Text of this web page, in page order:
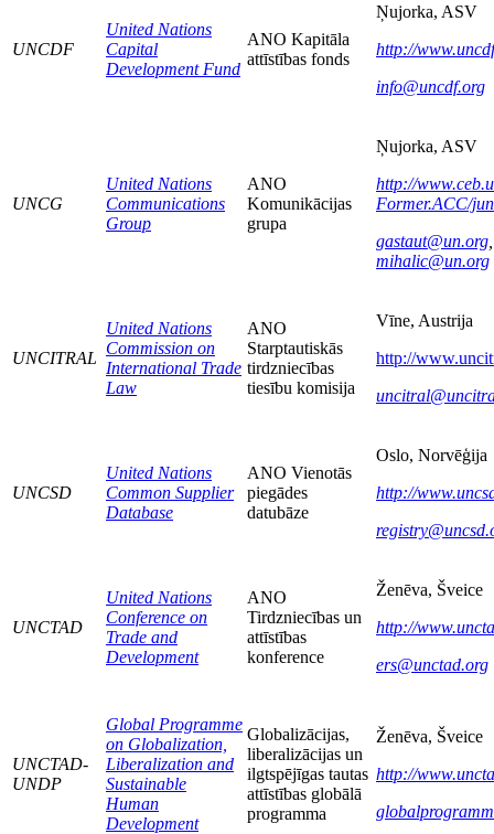
UNCDF
United Nations
Capital
Development Fund
ANO Kapitāla
attīstības fonds
Ņujorka, ASV
http://
info@uncdf.org
UNCG
United Nations
Communications
Group
ANO
Komunikācijas
grupa
Ņujorka, ASV
http://
Former.ACC/
gastaut@un.org
mihalic@un.org
UNCITRAL
United Nations
Commission on
International Trade
Law
ANO
Starptautiskās
tirdzniecības
tiesību komisija
Vīne, Austrija
http://
UNCSD
United Nations
Common Supplier
Database
ANO Vienotās
piegādes
datubāze
Oslo, Norvēģija
http://
UNCTAD
United Nations
Conference on
Trade and
Development
ANO
Tirdzniecības un
attīstības
konference
Ženēva, Šveice
http://
ers@unctad.org
UNCTAD-
UNDP
Global Programme
on Globalization,
Liberalization and
Sustainable
Human
Development
Globalizācijas,
liberalizācijas un
ilgtspējīgas tautas
attīstības globālā
programma
Ženēva, Šveice
http://